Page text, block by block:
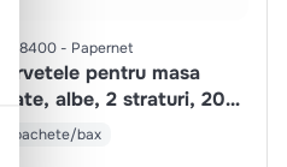
41618400 Papernet
Servetele pentru masa
pliate, albe, 2 straturi, 200
portii, 16.5x21cm
5 pachete/bax